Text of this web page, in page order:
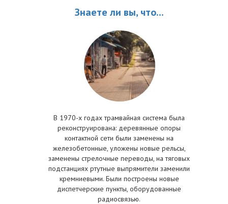
Знаете ли вы, что...
В 1970-х годах трамвайная система была
реконструирована: деревянные опоры
контактной сети были заменены на
железобетонные, уложены новые рельсы,
заменены стрелочные переводы, на тяговых
подстанциях ртутные выпрямители заменили
кремниевыми. Были построены новые
диспетчерские пункты, оборудованные
радиосвязью.